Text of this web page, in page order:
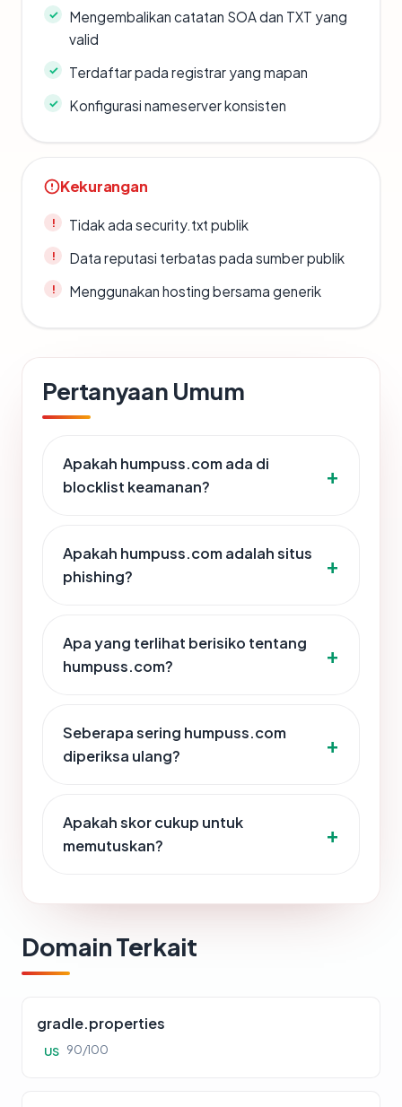
Mengembalikan catatan SOA dan TXT yang
valid
Terdaftar pada registrar yang mapan
Konfigurasi nameserver konsisten
Kekurangan
Tidak ada security.txt publik
Data reputasi terbatas pada sumber publik
Menggunakan hosting bersama generik
Pertanyaan Umum
Apakah humpuss.com ada di
blocklist keamanan?
Apakah humpuss.com adalah situs
phishing?
Apa yang terlihat berisiko tentang
humpuss.com?
Seberapa sering humpuss.com
diperiksa ulang?
Apakah skor cukup untuk
memutuskan?
Domain Terkait
gradle.properties
US 90/100